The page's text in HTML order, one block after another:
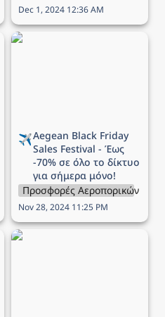
Dec 1, 2024 12:36 AM
Aegean Black Friday Sales
✈️Aegean Black Friday
Sales Festival - Έως
-70% σε όλο το δίκτυο
για σήμερα μόνο!
Προσφορές Αεροπορικών
Nov 28, 2024 11:25 PM
Προσφορά Aegean -